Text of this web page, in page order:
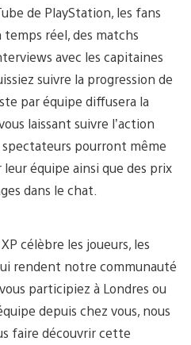
de PlayStation, les fans
réel, des matchs
avec les capitaines
suivre la progression de
par équipe diffusera la
laissant suivre l’action
spectateurs pourront même
équipe ainsi que des prix
dans le chat.
célèbre les joueurs, les
rendent notre communauté
participiez à Londres ou
depuis chez vous, nous
faire découvrir cette